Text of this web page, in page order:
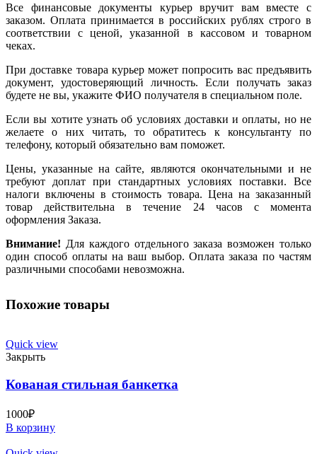
Все финансовые документы курьер вручит вам вместе с
заказом. Оплата принимается в российских рублях строго в
соответствии с ценой, указанной в кассовом и товарном
чеках.
При доставке товара курьер может попросить вас предъявить
документ, удостоверяющий личность. Если получать заказ
будете не вы, укажите ФИО получателя в специальном поле.
Если вы хотите узнать об условиях доставки и оплаты, но не
желаете о них читать, то обратитесь к консультанту по
телефону, который обязательно вам поможет.
Цены, указанные на сайте, являются окончательными и не
требуют доплат при стандартных условиях поставки. Все
налоги включены в стоимость товара. Цена на заказанный
товар действительна в течение 24 часов с момента
оформления Заказа.
Внимание! Для каждого отдельного заказа возможен только
один способ оплаты на ваш выбор. Оплата заказа по частям
различными способами невозможна.
Похожие товары
Quick view
Закрыть
Кованая стильная банкетка
1000₽
В корзину